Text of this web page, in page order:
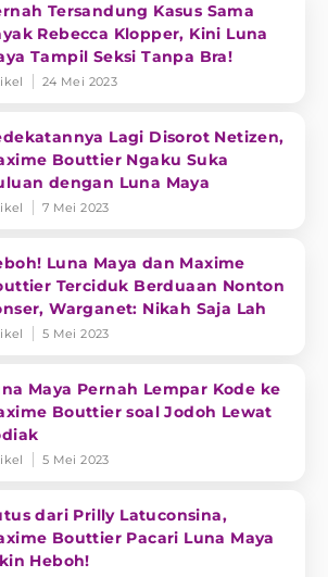
Tersandung Kasus Sama
Rebecca Klopper, Kini Luna
Tampil Seksi Tanpa Bra!
24 Mei 2023
Lagi Disorot Netizen,
Bouttier Ngaku Suka
dengan Luna Maya
7 Mei 2023
Luna Maya dan Maxime
Terciduk Berduaan Nonton
Warganet: Nikah Saja Lah
5 Mei 2023
Maya Pernah Lempar Kode ke
Bouttier soal Jodoh Lewat
5 Mei 2023
dari Prilly Latuconsina,
Bouttier Pacari Luna Maya
Heboh!